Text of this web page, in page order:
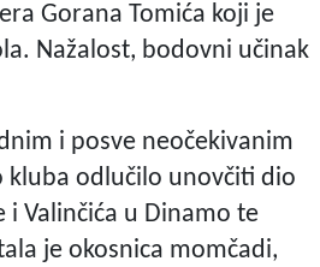
Gorana Tomića koji je
Nažalost, bodovni učinak
i posve neočekivanim
kluba odlučilo unovčiti dio
i Valinčića u Dinamo te
je okosnica momčadi,